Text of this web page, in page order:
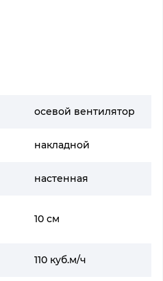
осевой вентилятор
накладной
настенная
10 см
110 куб.м/ч